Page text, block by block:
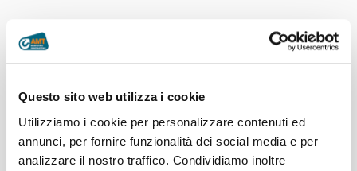
Questo sito web utilizza i cookie
Utilizziamo i cookie per personalizzare contenuti ed
annunci, per fornire funzionalità dei social media e per
analizzare il nostro traffico. Condividiamo inoltre
Il piano delle attività di manutenzione
serale della metropolitana della
prossima settimana prevede test sui
manutenzione dell’armamento
ferroviario. Per consentire
l’effettuazione dei lavori è prevista la
chiusura anticipata della metro nelle